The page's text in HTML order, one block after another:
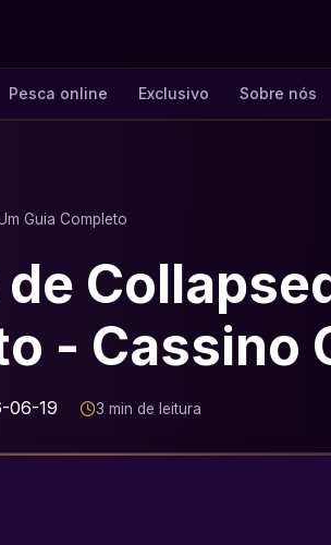
Pesca online Exclusivo Sobre nós
Guia Completo
- Cassino
06-19 3 min de leitura